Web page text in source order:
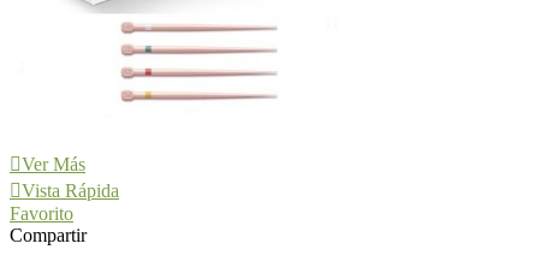
Ver Más
Vista Rápida
Favorito
Compartir